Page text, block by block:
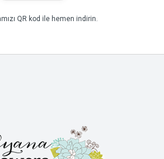
QR kod ile hemen indirin.